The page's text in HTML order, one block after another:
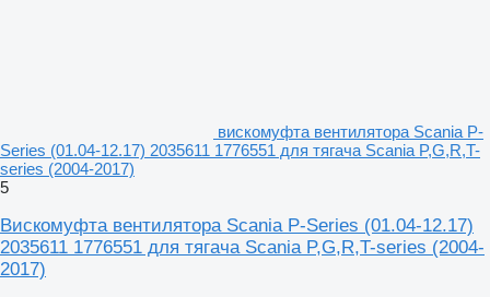
вискомуфта вентилятора Scania P-
Series (01.04-12.17) 2035611 1776551 для тягача Scania P,G,R,T-
series (2004-2017)
5
Вискомуфта вентилятора Scania P-Series (01.04-12.17)
2035611 1776551 для тягача Scania P,G,R,T-series (2004-
2017)